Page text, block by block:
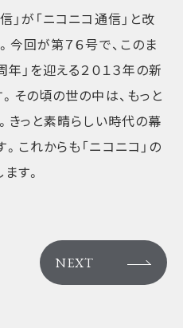
」が「ニコニコ通信」と改
今回が第７６号で、このま
年」を迎える２０１３年の新
その頃の世の中は、もっと
きっと素晴らしい時代の幕
これからも「ニコニコ」の
す。
NEXT